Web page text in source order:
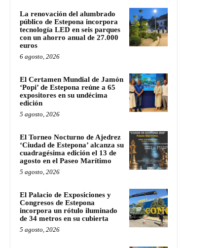
La renovación del alumbrado
público de Estepona incorpora
tecnología LED en seis parques
con un ahorro anual de 27.000
euros
6 agosto, 2026
El Certamen Mundial de Jamón
‘Popi’ de Estepona reúne a 65
expositores en su undécima
edición
5 agosto, 2026
El Torneo Nocturno de Ajedrez
‘Ciudad de Estepona’ alcanza su
cuadragésima edición el 13 de
agosto en el Paseo Marítimo
5 agosto, 2026
El Palacio de Exposiciones y
Congresos de Estepona
incorpora un rótulo iluminado
de 34 metros en su cubierta
5 agosto, 2026